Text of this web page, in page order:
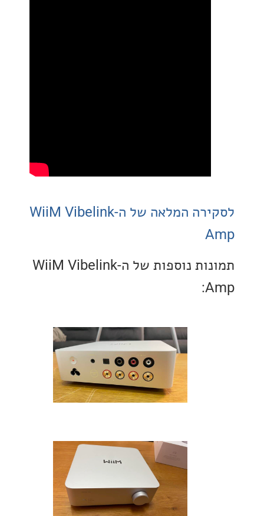
לסקירה המלאה של ה-WiiM Vibelink
תמונות נוספות של ה-WiiM Vibelink